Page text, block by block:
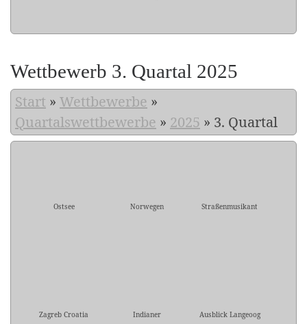
Wettbewerb 3. Quartal 2025
Start » Wettbewerbe »
Quartalswettbewerbe » 2025 » 3. Quartal
Ostsee Norwegen Straßenmusikant
Zagreb Croatia Indianer Ausblick Langeoog